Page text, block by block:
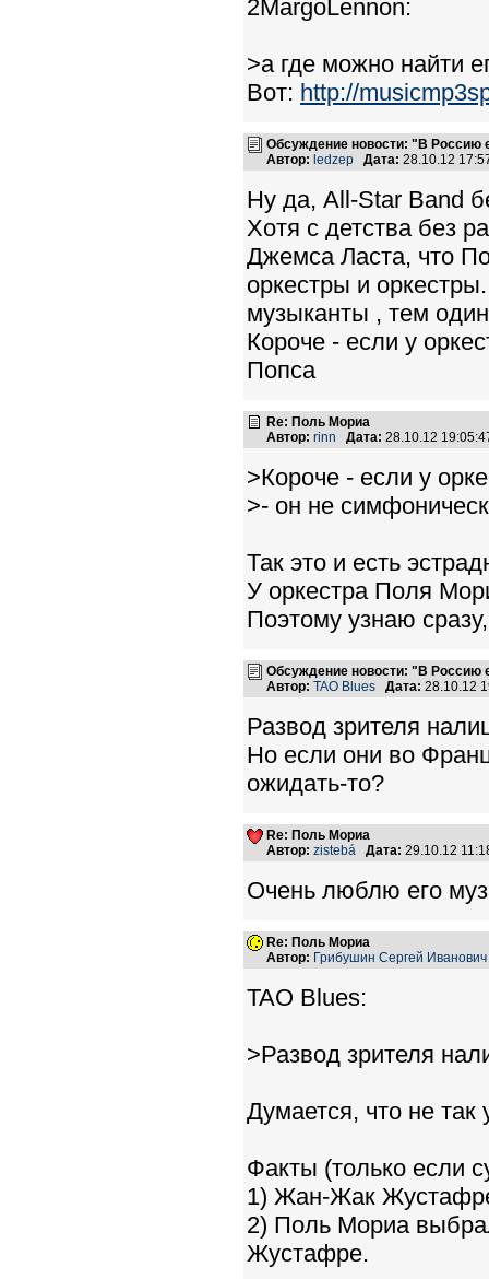
2MargoLennon:
>а где можно найти
Вот: http://
Обсуждение новости: "В
Автор: ledzep Дата: 28.10.12
Ну да, All-Star Band
Хотя с детства без
Джемса Ласта, что
оркестры и
музыканты , тем
Короче - если у
Попса
Re: Поль Мориа
Автор: rinn Дата: 28.10.12
>Короче - если у
>- он не
Так это и есть
У оркестра Поля
Поэтому узнаю
Обсуждение новости: "В
Автор: TAO Blues Дата: 28.10.12
Развод зрителя
Но если они во
ожидать-то?
Re: Поль Мориа
Автор: zistebá Дата: 29.10.12
Очень люблю его
Re: Поль Мориа
Автор: Грибушин Сергей Иванович
TAO Blues:
>Развод зрителя
Думается, что не так
Факты (только если
1) Жан-Жак
2) Поль Мориа
Жустафре.